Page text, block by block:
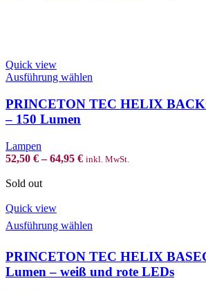
Quick view
Ausführung wählen
has
multiple
may
PRINCETON TEC HELIX
– 150 Lumen
Lampen
52,50 €–64,95 € inkl. MwSt.
Sold out
Quick view
Ausführung wählen
product
multiple
variants.
PRINCETON TEC HELIX
Lumen – weiß und rote LEDs